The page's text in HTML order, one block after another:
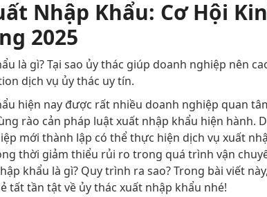
Nhập Khẩu: Cơ Hội
2025
là gì? Tại sao ủy thác giúp doanh nghiệp nên
dịch vụ ủy thác uy tín.
hiện nay được rất nhiều doanh nghiệp quan
rào cản pháp luật xuất nhập khẩu hiện hành.
mới thành lập có thể thực hiện dịch vụ xuất
thời giảm thiểu rủi ro trong quá trình vận
khẩu là gì? Quy trình ra sao? Trong bài viết này,
tất tần tật về ủy thác xuất nhập khẩu nhé!